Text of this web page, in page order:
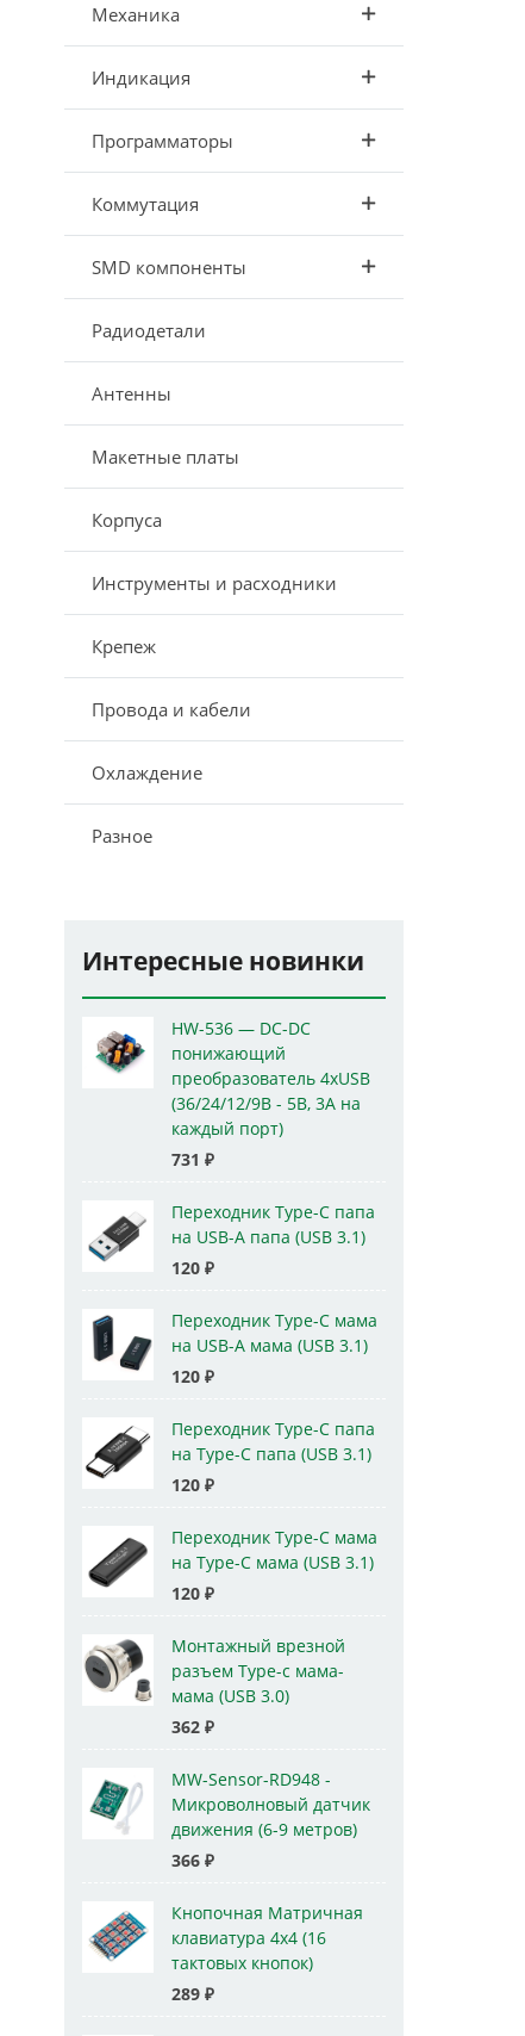
Механика
Индикация
Программаторы
Коммутация
SMD компоненты
Радиодетали
Антенны
Макетные платы
Корпуса
Инструменты и расходники
Крепеж
Провода и кабели
Охлаждение
Разное
Интересные новинки
HW-536 — DC-DC
понижающий
преобразователь 4xUSB
(36/24/12/9В - 5В, 3А на
каждый порт)
731 ₽
Переходник Type-C папа
на USB-A папа (USB 3.1)
120 ₽
Переходник Type-C мама
на USB-A мама (USB 3.1)
120 ₽
Переходник Type-C папа
на Type-C папа (USB 3.1)
120 ₽
Переходник Type-C мама
на Type-C мама (USB 3.1)
120 ₽
Монтажный врезной
разъем Type-c мама-
мама (USB 3.0)
362 ₽
MW-Sensor-RD948 -
Микроволновый датчик
движения (6-9 метров)
366 ₽
Кнопочная Матричная
клавиатура 4x4 (16
тактовых кнопок)
289 ₽